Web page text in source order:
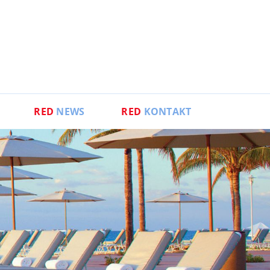
RED NEWS RED KONTAKT